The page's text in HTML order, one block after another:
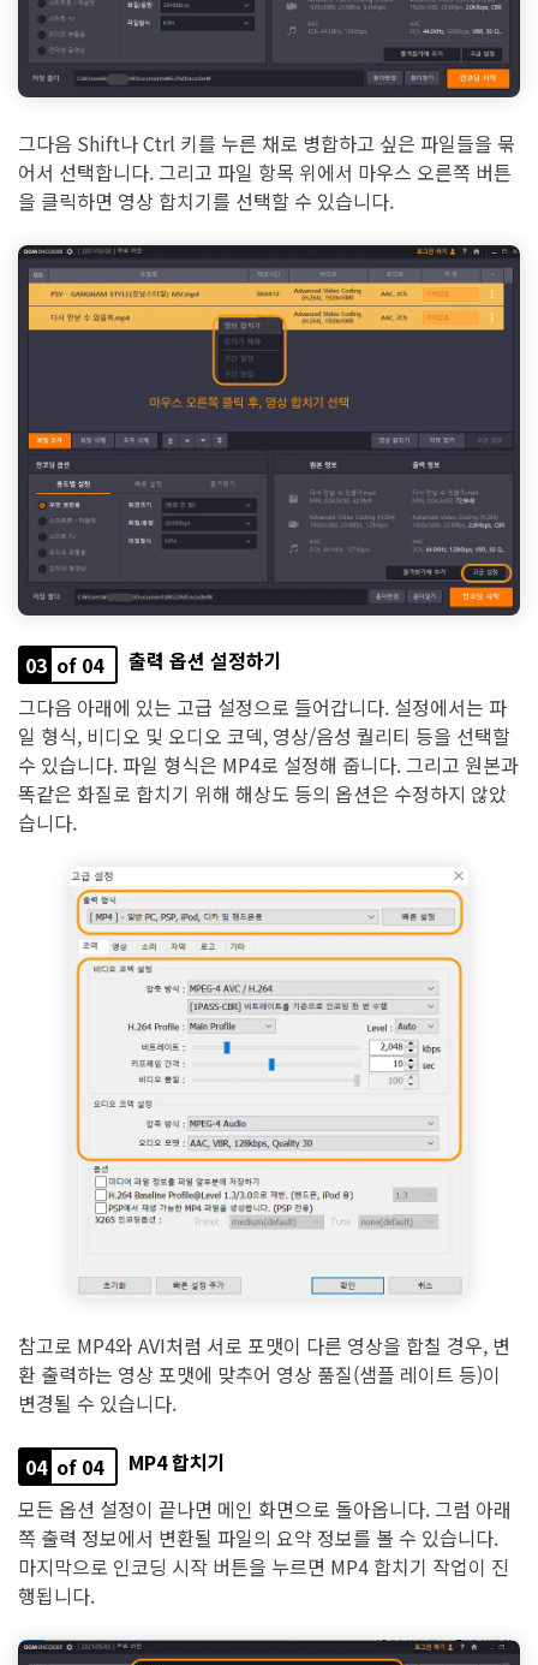
그다음 Shift나 Ctrl 키를 누른 채로 병합하고 싶은 파일들을 묶
어서 선택합니다. 그리고 파일 항목 위에서 마우스 오른쪽 버튼
을 클릭하면 영상 합치기를 선택할 수 있습니다.
03 of 04
출력 옵션 설정하기
그다음 아래에 있는 고급 설정으로 들어갑니다. 설정에서는 파
일 형식, 비디오 및 오디오 코덱, 영상/음성 퀄리티 등을 선택할
수 있습니다. 파일 형식은 MP4로 설정해 줍니다. 그리고 원본과
똑같은 화질로 합치기 위해 해상도 등의 옵션은 수정하지 않았
습니다.
참고로 MP4와 AVI처럼 서로 포맷이 다른 영상을 합칠 경우, 변
환 출력하는 영상 포맷에 맞추어 영상 품질(샘플 레이트 등)이
변경될 수 있습니다.
04 of 04
MP4 합치기
모든 옵션 설정이 끝나면 메인 화면으로 돌아옵니다. 그럼 아래
쪽 출력 정보에서 변환될 파일의 요약 정보를 볼 수 있습니다.
마지막으로 인코딩 시작 버튼을 누르면 MP4 합치기 작업이 진
행됩니다.